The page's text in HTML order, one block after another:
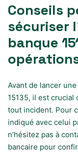
Conseils
sécuriser
banque
Avant de lancer
15135, il est crucial
tout incident. Pour
indiqué avec celui
n’hésitez pas à
bancaire pour